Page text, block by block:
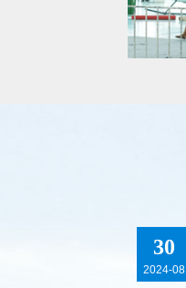
30
2024-08